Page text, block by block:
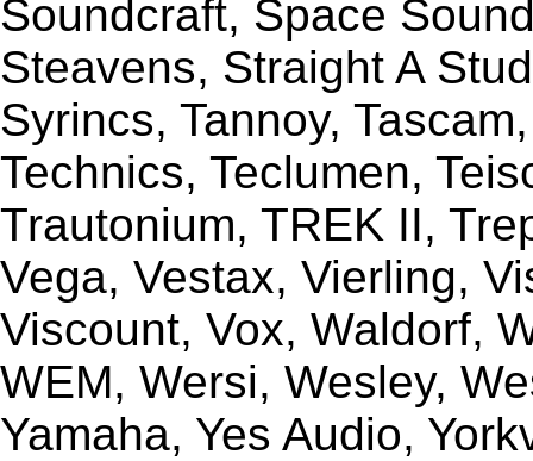
Soundcraft, Space
Steavens, Straight A
Syrincs, Tannoy,
Technics, Teclumen,
Trautonium, TREK II,
Vega, Vestax, Vierling,
Viscount, Vox, Waldorf,
WEM, Wersi, Wesley,
Yamaha, Yes Audio,